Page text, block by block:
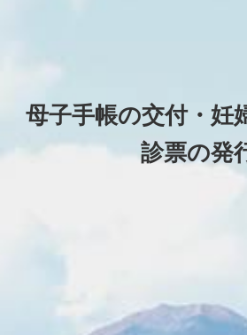
母子手帳の交付・妊
診票の発